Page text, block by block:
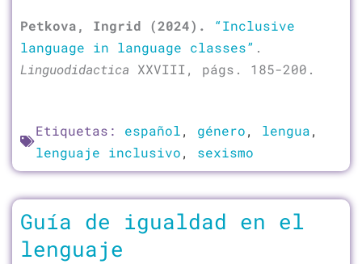
Petkova, Ingrid (2024). “Inclusive
language in language classes” .
Linguodidactica XXVIII, págs. 185-200.
Etiquetas: español, género, lengua,
lenguaje inclusivo, sexismo
Guía de igualdad en el
lenguaje